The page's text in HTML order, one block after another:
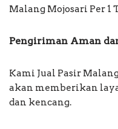
Malang Mojosari Per 1
Pengiriman Aman
Kami Jual Pasir
akan memberikan
dan kencang.